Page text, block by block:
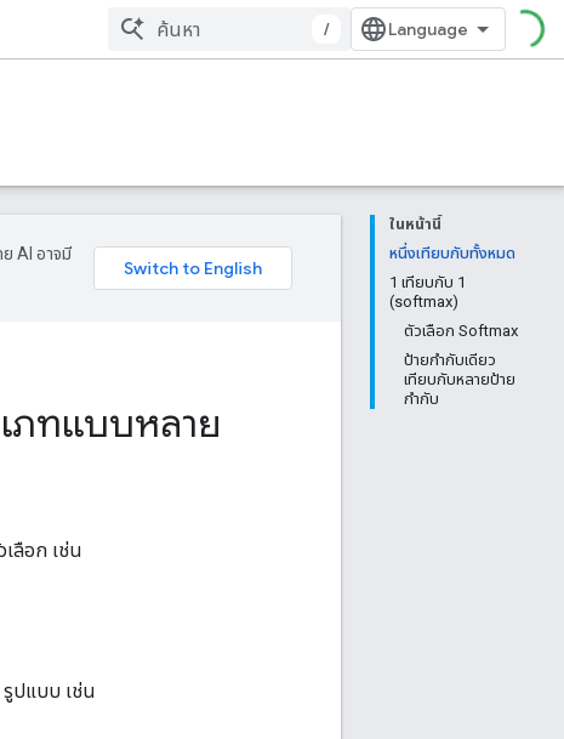
/
ในหน้านี้
หนึ่งเทียบกับทั้งหมด
1 เทียบกับ 1
(softmax)
ตัวเลือก Softmax
ป้ายกำกับเดียว
เทียบกับหลายป้าย
กำกับ
AI อาจมี
ภทแบบหลาย
เลือก เช่น
รูปแบบ เช่น